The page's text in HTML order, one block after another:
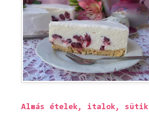
Almás ételek, italok, sütik